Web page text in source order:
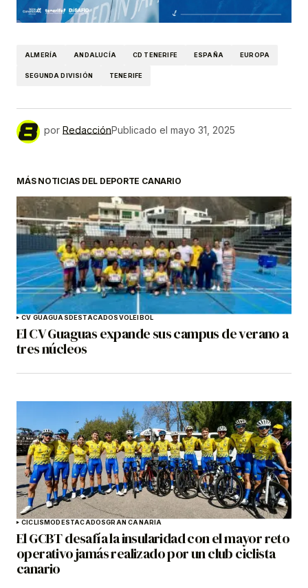
ALMERÍA ANDALUCÍA CD TENERIFE ESPAÑA EUROPA
SEGUNDA DIVISIÓN TENERIFE
por RedacciónPublicado el mayo 31, 2025
MÁS NOTICIAS DEL DEPORTE CANARIO
CV GUAGUASDESTACADOSVOLEIBOL
El CV Guaguas expande sus campus de verano a
tres núcleos
CICLISMODESTACADOSGRAN CANARIA
El GCBT desafía la insularidad con el mayor reto
operativo jamás realizado por un club ciclista
canario